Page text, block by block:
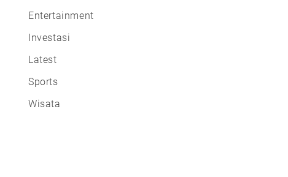
Entertainment
Investasi
Latest
Sports
Wisata